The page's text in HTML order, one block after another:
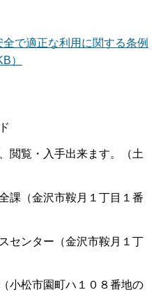
全で適正な利用に関する条例
）
覧・入手出来ます。（土
（金沢市鞍月１丁目１番
ンター（金沢市鞍月１丁
松市園町ハ１０８番地の